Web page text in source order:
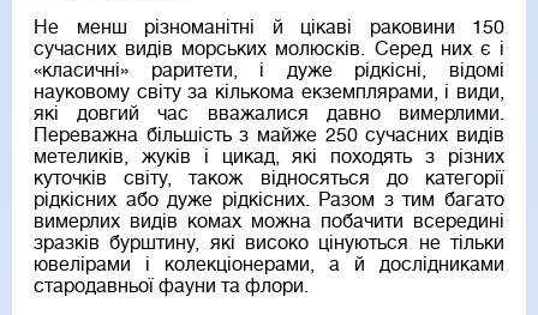
Не менш різноманітні й цікаві раковини 150
сучасних видів морських молюсків. Серед них є і
«класичні» раритети, і дуже рідкісні, відомі
науковому світу за кількома екземплярами, і види,
які довгий час вважалися давно вимерлими.
Переважна більшість з майже 250 сучасних видів
метеликів, жуків і цикад, які походять з різних
куточків світу, також відносяться до категорії
рідкісних або дуже рідкісних. Разом з тим багато
вимерлих видів комах можна побачити всередині
зразків бурштину, які високо цінуються не тільки
ювелірами і колекціонерами, а й дослідниками
стародавньої фауни та флори.